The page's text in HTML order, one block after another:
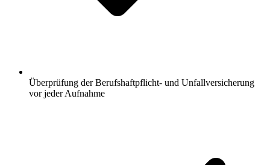
Überprüfung der Berufshaftpflicht- und Unfallversicherung
vor jeder Aufnahme